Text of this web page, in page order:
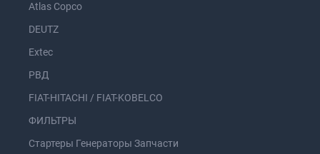
Atlas Copco
DEUTZ
Extec
РВД
FIAT-HITACHI / FIAT-KOBELCO
ФИЛЬТРЫ
Стартеры Генераторы Запчасти